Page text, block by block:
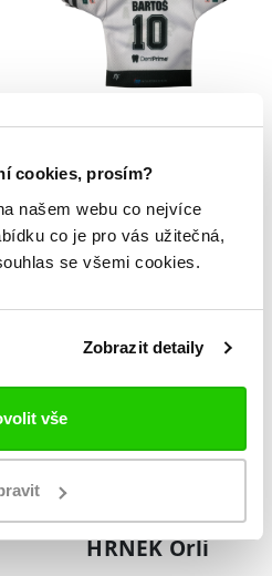
cookies, prosím?
našem webu co nejvíce
co je pro vás užitečná,
se všemi cookies.
Zobrazit detaily
vše
269 Kč
100 Kč
HRNEK Orli